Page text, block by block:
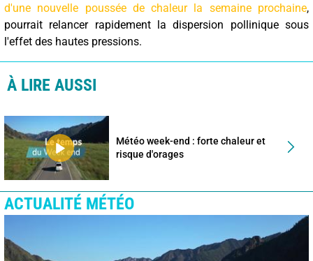
d'une nouvelle poussée de chaleur la semaine prochaine,
pourrait relancer rapidement la dispersion pollinique sous
l'effet des hautes pressions.
À LIRE AUSSI
Météo week-end : forte chaleur et
risque d'orages
ACTUALITÉ MÉTÉO